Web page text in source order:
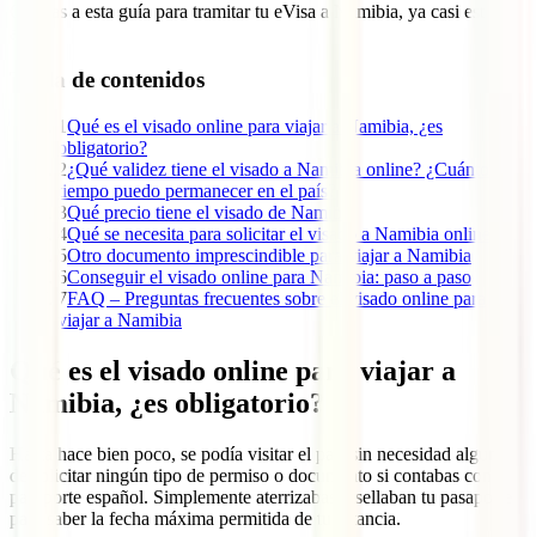
Gracias a esta guía para tramitar tu eVisa a Namibia, ya casi estás
Tabla de contenidos
1Qué es el visado online para viajar a Namibia, ¿es
obligatorio?
2¿Qué validez tiene el visado a Namibia online? ¿Cuánto
tiempo puedo permanecer en el país?
3Qué precio tiene el visado de Namibia
4Qué se necesita para solicitar el visado a Namibia online
5Otro documento imprescindible para viajar a Namibia
6Conseguir el visado online para Namibia: paso a paso
7FAQ – Preguntas frecuentes sobre el visado online para
viajar a Namibia
Qué es el visado online para viajar a
Namibia, ¿es obligatorio?
Hasta hace bien poco, se podía visitar el país sin necesidad alguna
de solicitar ningún tipo de permiso o documento si contabas con
pasaporte español. Simplemente aterrizabas y sellaban tu pasaporte
para saber la fecha máxima permitida de tu estancia.